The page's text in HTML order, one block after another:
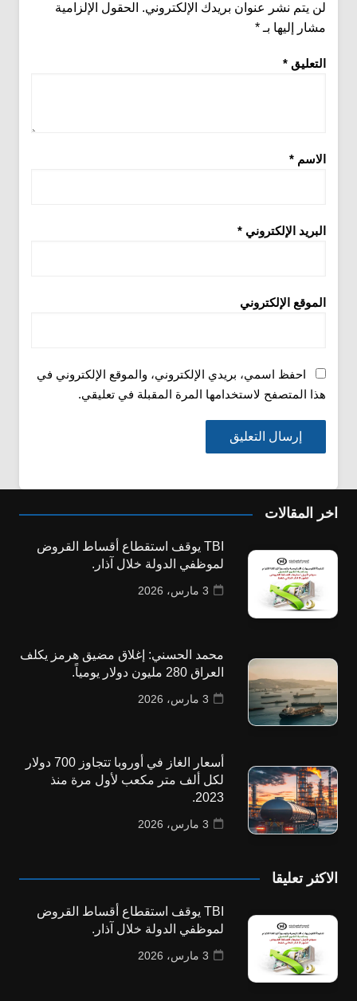
لن يتم نشر عنوان بريدك الإلكتروني. الحقول الإلزامية
مشار إليها بـ*
التعليق *
الاسم *
البريد الإلكتروني *
الموقع الإلكتروني
احفظ اسمي، بريدي الإلكتروني، والموقع الإلكتروني في
هذا المتصفح لاستخدامها المرة المقبلة في تعليقي.
اخر المقالات
TBI يوقف استقطاع أقساط القروض
لموظفي الدولة خلال آذار.
3 مارس، 2026
محمد الحسني: إغلاق مضيق هرمز يكلف
العراق 280 مليون دولار يومياً.
3 مارس، 2026
أسعار الغاز في أوروبا تتجاوز 700 دولار
لكل ألف متر مكعب لأول مرة منذ
2023.
3 مارس، 2026
الاكثر تعليقا
TBI يوقف استقطاع أقساط القروض
لموظفي الدولة خلال آذار.
3 مارس، 2026